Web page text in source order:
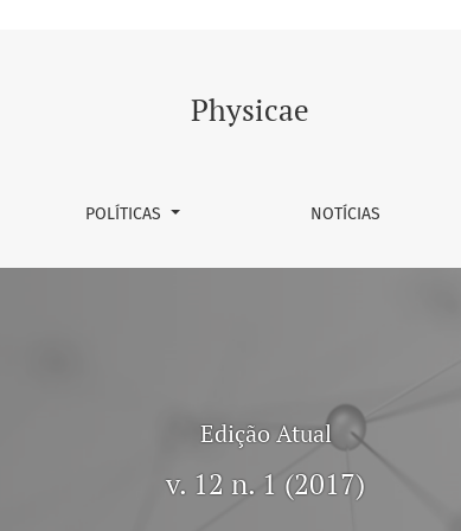
Physicae
POLÍTICAS NOTÍCIAS
Edição Atual
v. 12 n. 1 (2017)